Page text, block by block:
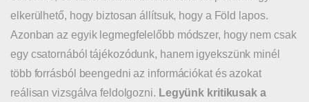
elkerülhető, hogy biztosan állítsuk, hogy a Föld lapos.
Azonban az egyik legmegfelelőbb módszer, hogy nem csak
egy csatornából tájékozódunk, hanem igyekszünk minél
több forrásból beengedni az információkat és azokat
reálisan vizsgálva feldolgozni. Legyünk kritikusak a